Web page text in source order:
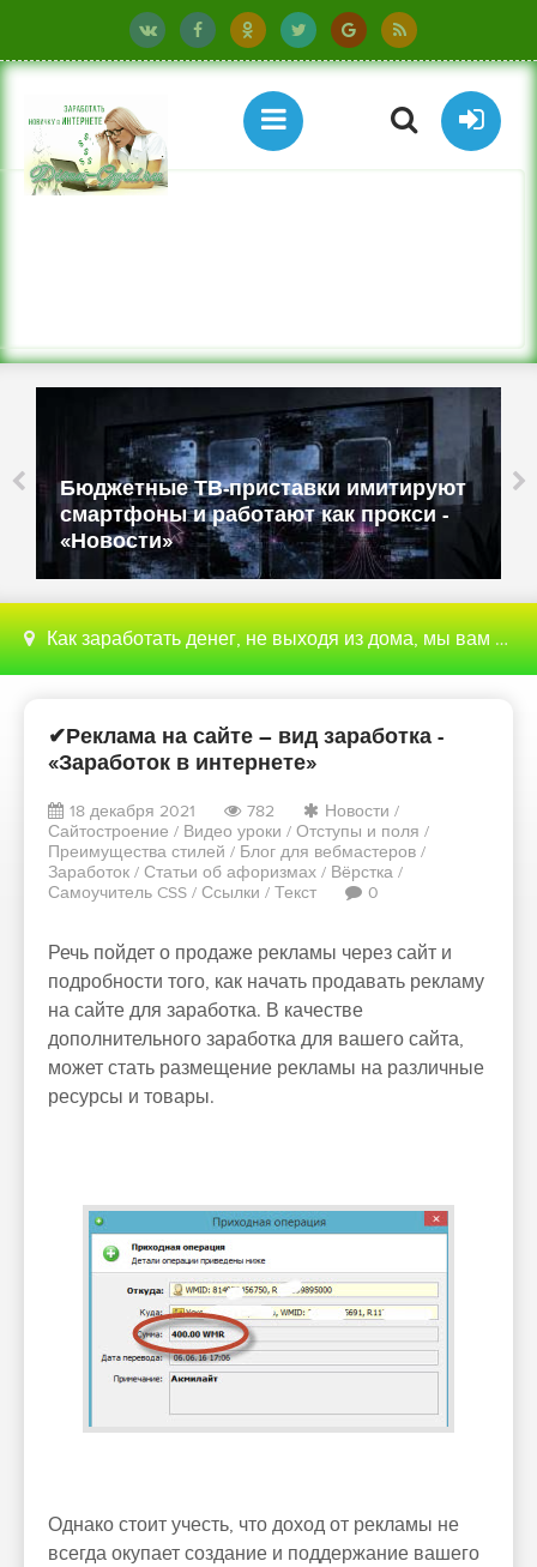
Бюджетные ТВ-приставки имитируют
смартфоны и работают как прокси -
«Новости»
Как заработать денег, не выходя из дома, мы вам поможем с этим разобраться
✔Реклама на сайте – вид заработка -
«Заработок в интернете»
18 декабря 2021 782 Новости /
Сайтостроение / Видео уроки / Отступы и поля /
Преимущества стилей / Блог для вебмастеров /
Заработок / Статьи об афоризмах / Вёрстка /
Самоучитель CSS / Ссылки / Текст 0
Речь пойдет о продаже рекламы через сайт и
подробности того, как начать продавать рекламу
на сайте для заработка. В качестве
дополнительного заработка для вашего сайта,
может стать размещение рекламы на различные
ресурсы и товары.
Однако стоит учесть, что доход от рекламы не
всегда окупает создание и поддержание вашего